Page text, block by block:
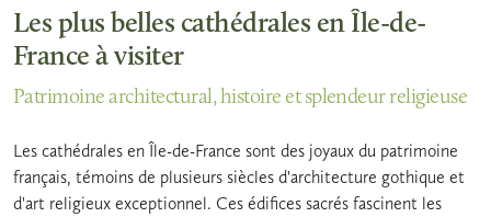
Les plus belles cathédrales en Île-de-
France à visiter
Patrimoine architectural, histoire et splendeur religieuse
Les cathédrales en Île-de-France sont des joyaux du patrimoine
français, témoins de plusieurs siècles d'architecture gothique et
d'art religieux exceptionnel. Ces édifices sacrés fascinent les